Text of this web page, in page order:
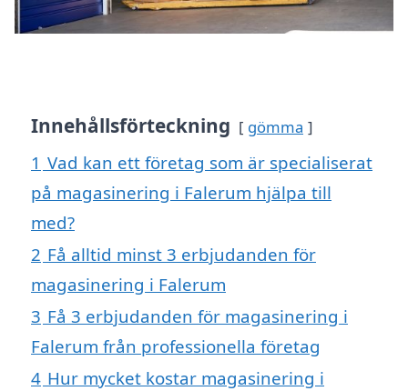
Innehållsförteckning gömma
1 Vad kan ett företag som är specialiserat
på magasinering i Falerum hjälpa till
med?
2 Få alltid minst 3 erbjudanden för
magasinering i Falerum
3 Få 3 erbjudanden för magasinering i
Falerum från professionella företag
4 Hur mycket kostar magasinering i